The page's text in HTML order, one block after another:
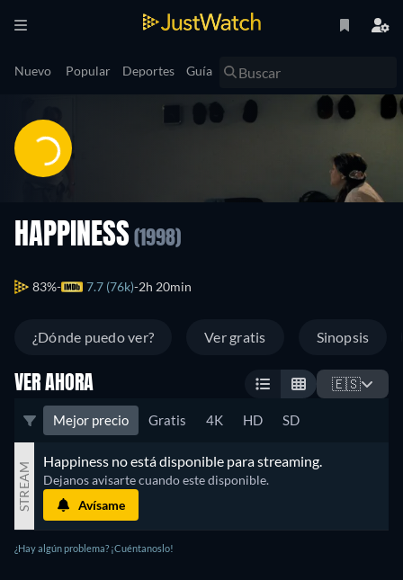
Nuevo Popular Deportes Guía
HAPPINESS (1998)
83% 7.7 (76k) 2h 20min
¿Dónde puedo ver? Ver gratis Sinopsis
VER AHORA 🇪🇸
Mejor precio Gratis 4K HD SD
STREAM Happiness no está disponible para streaming.
Dejanos avisarte cuando este disponible.
Avísame
¿Hay algún problema? ¡Cuéntanoslo!